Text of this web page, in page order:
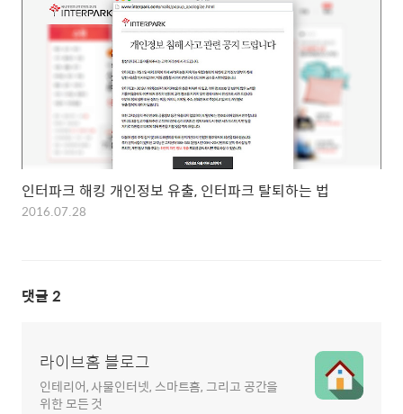
인터파크 해킹 개인정보 유출, 인터파크 탈퇴하는 법
2016.07.28
댓글 2
라이브홈 블로그
인테리어, 사물인터넷, 스마트홈, 그리고 공간을
위한 모든 것